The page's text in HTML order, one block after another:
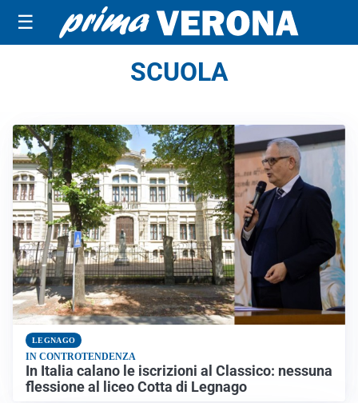
☰
SCUOLA
LEGNAGO
IN CONTROTENDENZA
In Italia calano le iscrizioni al Classico: nessuna
flessione al liceo Cotta di Legnago